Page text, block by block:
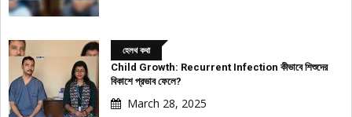
হেলথ কথা
Child Growth: Recurrent Infection কীভাবে শিশুদের
বিকাশে প্রভাব ফেলে?
March 28, 2025